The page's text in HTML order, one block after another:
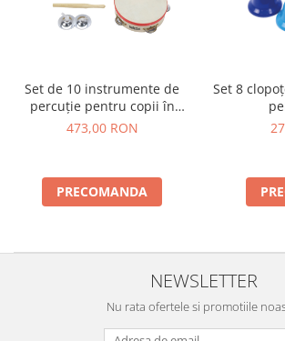
Set de 10 instrumente de
percuție pentru copii în
geantă de transport
473,00 RON
PRECOMANDA
Set 8
NEWSLETTER
Nu rata ofertele si promotiile